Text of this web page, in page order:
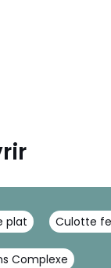
plat Culotte
Complexe